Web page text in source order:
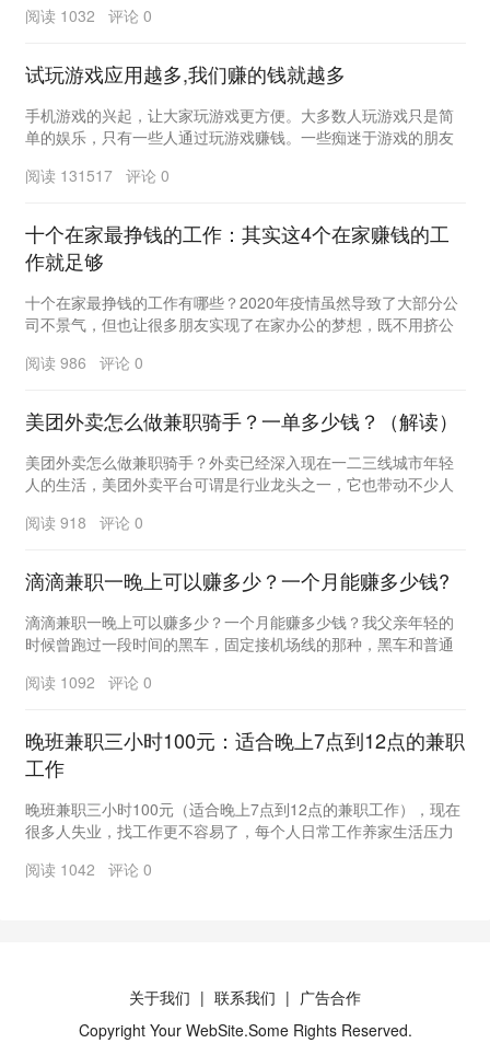
阅读 1032 评论 0
试玩游戏应用越多,我们赚的钱就越多
手机游戏的兴起，让大家玩游戏更方便。大多数人玩游戏只是简
单的娱乐，只有一些人通过玩游戏赚钱。一些痴迷于游戏的朋友
阅读 131517 评论 0
十个在家最挣钱的工作：其实这4个在家赚钱的工
作就足够
十个在家最挣钱的工作有哪些？2020年疫情虽然导致了大部分公
司不景气，但也让很多朋友实现了在家办公的梦想，既不用挤公
阅读 986 评论 0
美团外卖怎么做兼职骑手？一单多少钱？（解读）
美团外卖怎么做兼职骑手？外卖已经深入现在一二三线城市年轻
人的生活，美团外卖平台可谓是行业龙头之一，它也带动不少人
阅读 918 评论 0
滴滴兼职一晚上可以赚多少？一个月能赚多少钱?
滴滴兼职一晚上可以赚多少？一个月能赚多少钱？我父亲年轻的
时候曾跑过一段时间的黑车，固定接机场线的那种，黑车和普通
阅读 1092 评论 0
晚班兼职三小时100元：适合晚上7点到12点的兼职
工作
晚班兼职三小时100元（适合晚上7点到12点的兼职工作），现在
很多人失业，找工作更不容易了，每个人日常工作养家生活压力
阅读 1042 评论 0
关于我们 联系我们
广告合作
Copyright Your WebSite.Some Rights Reserved.